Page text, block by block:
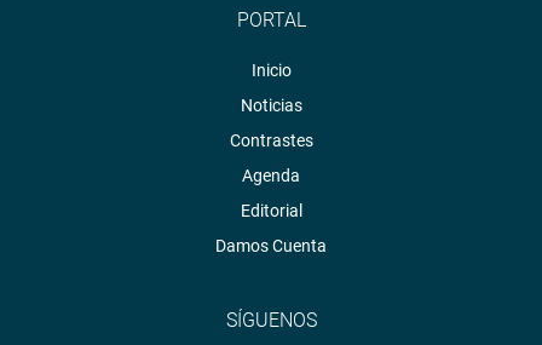
PORTAL
Inicio
Noticias
Contrastes
Agenda
Editorial
Damos Cuenta
SÍGUENOS